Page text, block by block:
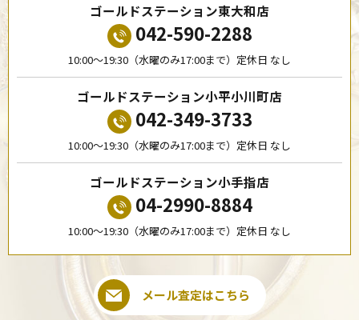
ゴールドステーション東大和店
042-590-2288
10:00〜19:30（水曜のみ17:00まで）定休日 なし
ゴールドステーション小平小川町店
042-349-3733
10:00〜19:30（水曜のみ17:00まで）定休日 なし
ゴールドステーション小手指店
04-2990-8884
10:00〜19:30（水曜のみ17:00まで）定休日 なし
メール査定はこちら